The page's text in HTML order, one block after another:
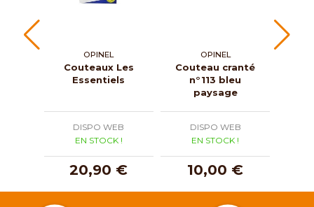
OPINEL
Couteaux Les
Essentiels
DISPO WEB
EN STOCK !
20,90 €
OPINEL
Couteau cranté
n°113 bleu
paysage
DISPO WEB
EN STOCK !
10,00 €